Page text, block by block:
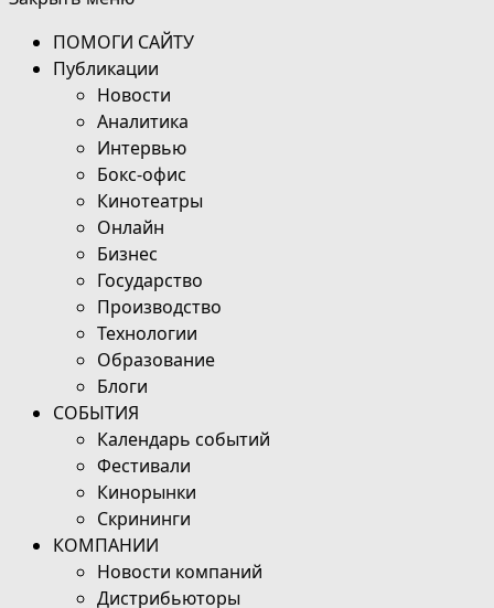
ПОМОГИ САЙТУ
Публикации
Новости
Аналитика
Интервью
Бокс-офис
Кинотеатры
Онлайн
Бизнес
Государство
Производство
Технологии
Образование
Блоги
СОБЫТИЯ
Календарь событий
Фестивали
Кинорынки
Скрининги
КОМПАНИИ
Новости компаний
Дистрибьюторы